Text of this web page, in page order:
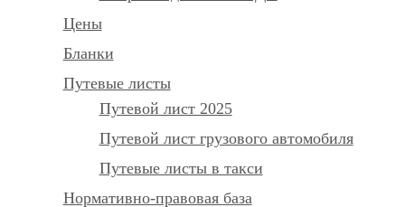
Цены
Бланки
Путевые листы
Путевой лист 2025
Путевой лист грузового автомобиля
Путевые листы в такси
Нормативно-правовая база